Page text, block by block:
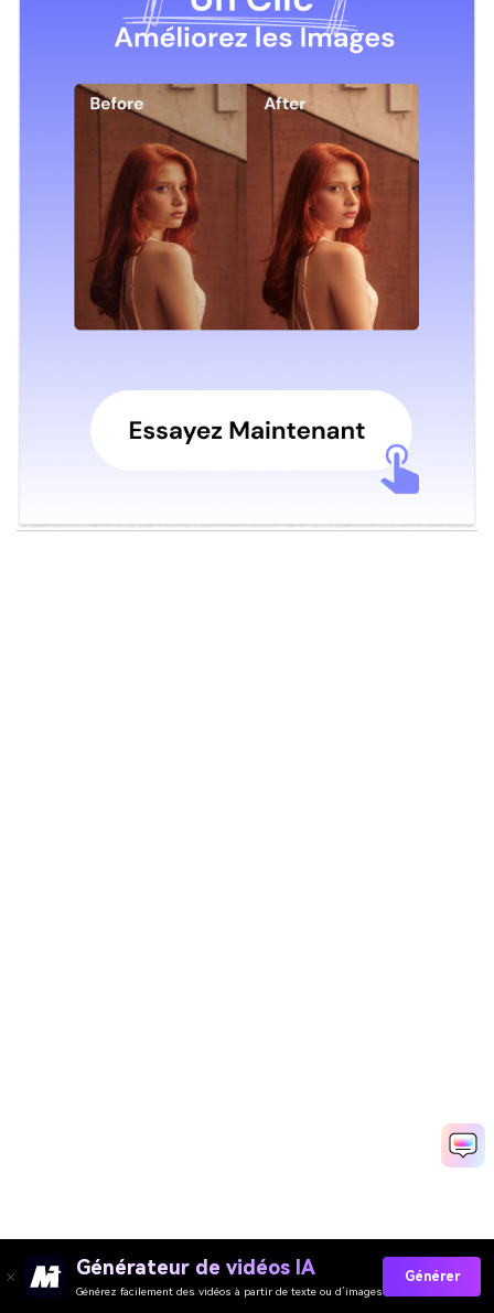
Générateur de vidéos IA
Générez facilement des vidéos à partir de texte ou d’images
Générer